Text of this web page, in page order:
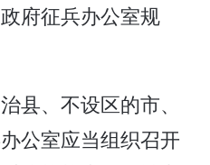
府征兵办公室规
县、不设区的市、
公室应当组织召开